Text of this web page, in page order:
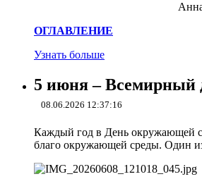
Анна Суша,
ОГЛАВЛЕНИЕ
Узнать больше
5 июня – Всемирный
08.06.2026 12:37:16
Каждый год в День окружающей
благо окружающей среды. Один